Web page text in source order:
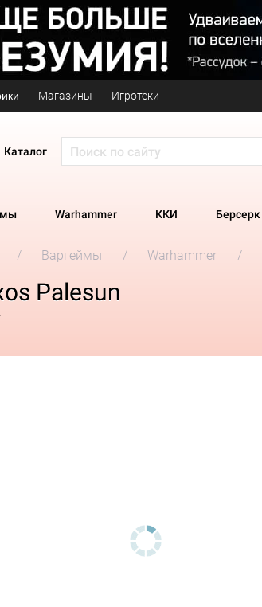
Магазины Игротеки
Каталог
Warhammer ККИ Берсерк
Варгеймы Warhammer
Palesun